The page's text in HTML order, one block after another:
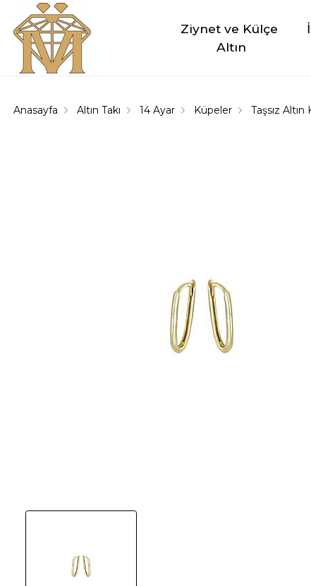
Ziynet ve Külçe
Altın
Anasayfa Altın Takı 14 Ayar Küpeler Taşsız Altın